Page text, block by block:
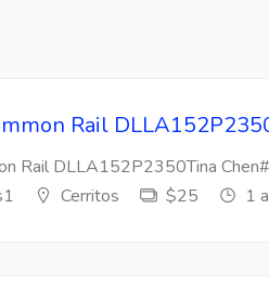
Rail
Rail DLLA152P2350Tina
Cerritos $25 1